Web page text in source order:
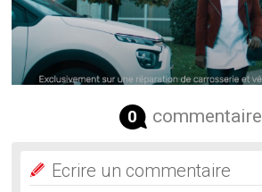
0 commentaire
Ecrire un commentaire